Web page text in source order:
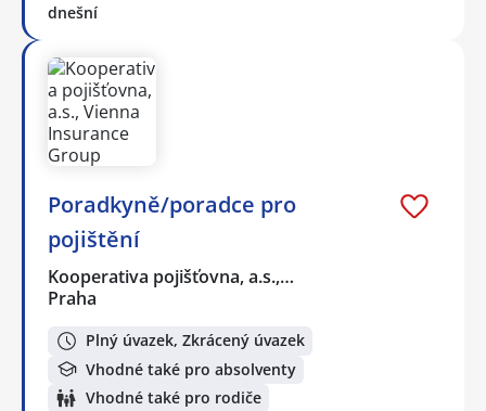
dnešní
Poradkyně/poradce pro
pojištění
Kooperativa pojišťovna, a.s.,…
Praha
Plný úvazek, Zkrácený úvazek
Vhodné také pro absolventy
Vhodné také pro rodiče